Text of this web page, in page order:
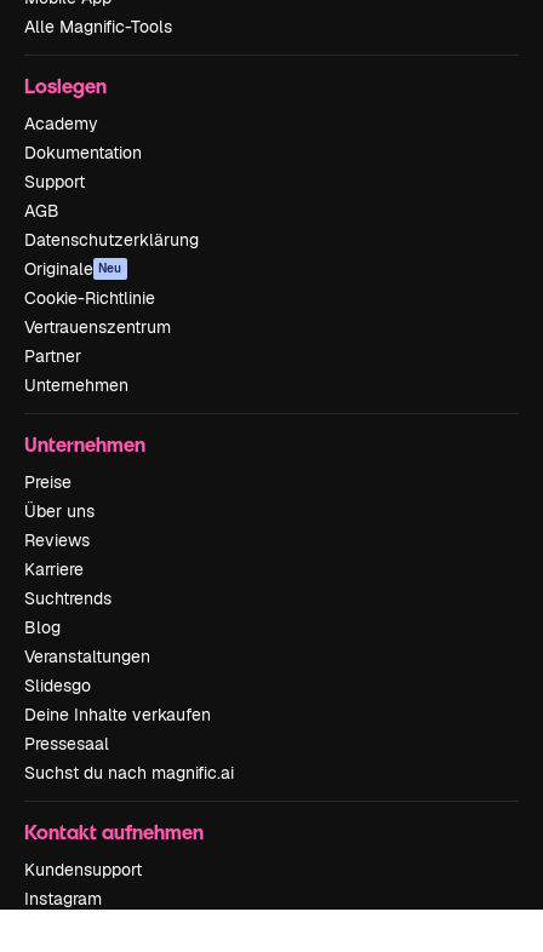
Alle Magnific-Tools
Loslegen
Academy
Dokumentation
Support
AGB
Datenschutzerklärung
Originale Neu
Cookie-Richtlinie
Vertrauenszentrum
Partner
Unternehmen
Unternehmen
Preise
Über uns
Reviews
Karriere
Suchtrends
Blog
Veranstaltungen
Slidesgo
Deine Inhalte verkaufen
Pressesaal
Suchst du nach magnific.ai
Kontakt aufnehmen
Kundensupport
Instagram